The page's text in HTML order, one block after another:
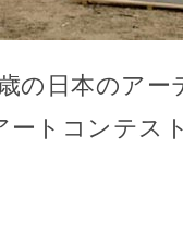
の日本のアー
トコンテス